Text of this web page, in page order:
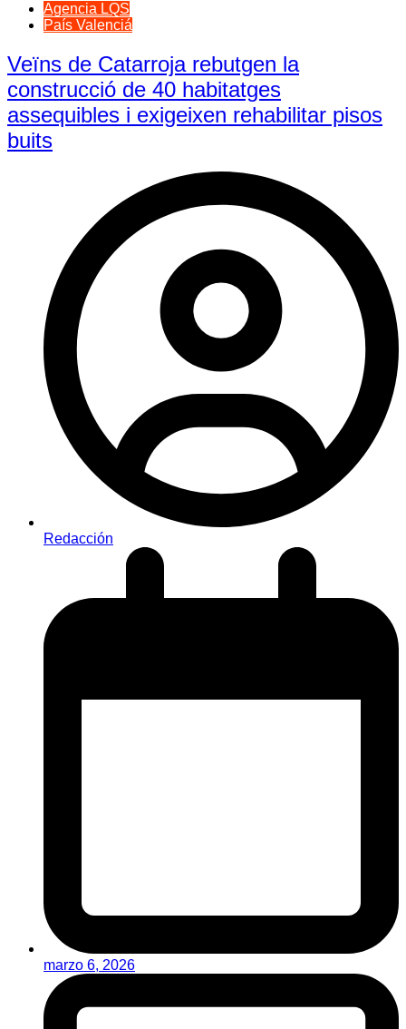
Agencia LQS
País Valenciá
Veïns de Catarroja rebutgen la
construcció de 40 habitatges
assequibles i exigeixen rehabilitar pisos
buits
Redacción
marzo 6, 2026